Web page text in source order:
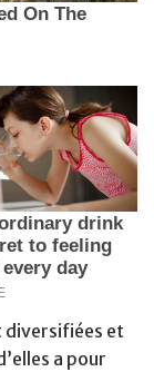
diversifiées et
a pour